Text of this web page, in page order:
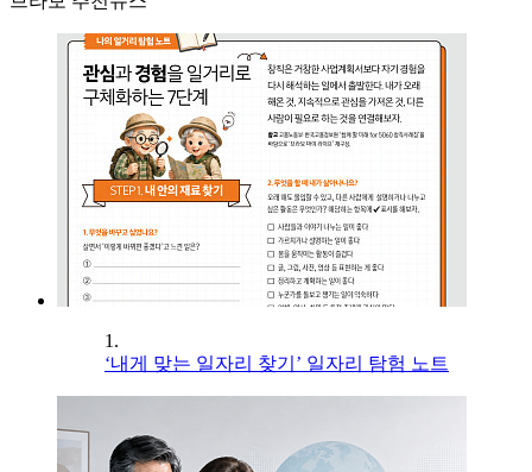
1.
‘내게 맞는 일자리 찾기’ 일자리 탐험 노트